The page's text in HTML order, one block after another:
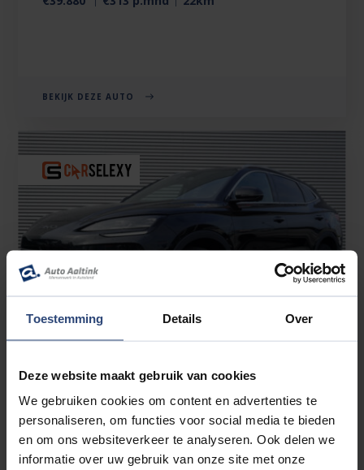
Toestemming Details Over
Deze website maakt gebruik van cookies
We gebruiken cookies om content en advertenties te
personaliseren, om functies voor social media te bieden
en om ons websiteverkeer te analyseren. Ook delen we
informatie over uw gebruik van onze site met onze
BEKIJK DEZE AUTO
BYD SEAL U
1.5 DM-I FWD BOOST 218 PK | SUPER LUXE | NIEUW!! | 2026
€33.880' €266 p.mnd 30km